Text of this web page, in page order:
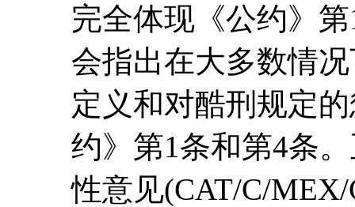
完全体现《公约》
会指出在大多数情
定义和对酷刑规定
约》第1条和第4条
性意见(CAT/C/